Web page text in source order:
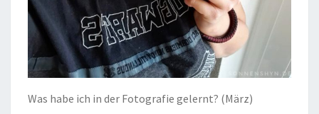
Was habe ich in der Fotografie gelernt? (März)